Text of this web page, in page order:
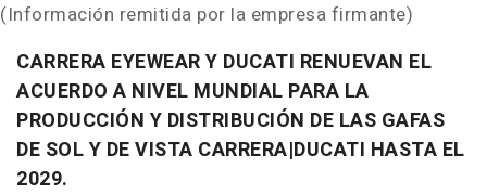
(Información remitida por la empresa firmante)
CARRERA EYEWEAR Y DUCATI RENUEVAN EL
ACUERDO A NIVEL MUNDIAL PARA LA
PRODUCCIÓN Y DISTRIBUCIÓN DE LAS GAFAS
DE SOL Y DE VISTA CARRERA|DUCATI HASTA EL
2029.